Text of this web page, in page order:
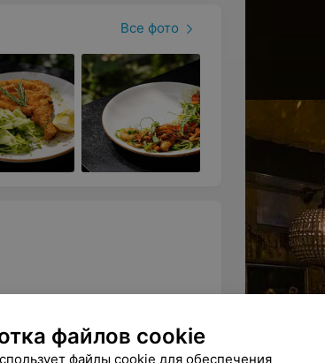
Все фото
файлов cookie
файлы cookie для обеспечения